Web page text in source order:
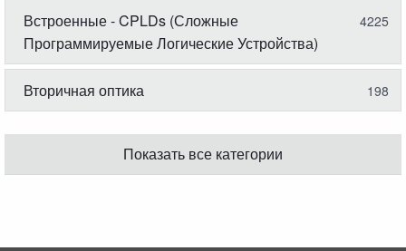
Встроенные - CPLDs (Сложные
Программируемые Логические Устройства)
4225
Вторичная оптика 198
Показать все категории